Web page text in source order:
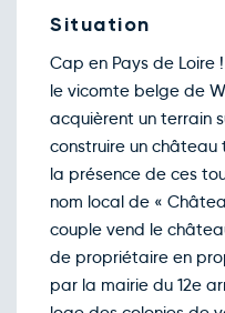
Situation
Cap en Pays de Loire !
le vicomte belge de
acquièrent un terrain
construire un
la présence de ces
nom local de «
couple vend le
de propriétaire en
par la mairie du 12e